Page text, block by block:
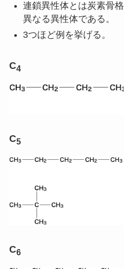
連鎖異性体とは炭素骨
異なる異性体である。
3つほど例を挙げる。
C4
C5
C6